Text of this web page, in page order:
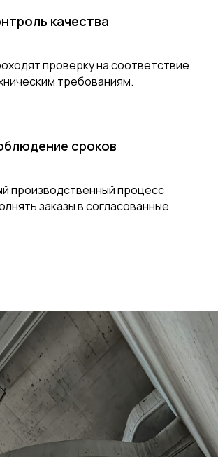
качества
проверку на соответствие
требованиям.
сроков
производственный процесс
заказы в согласованные